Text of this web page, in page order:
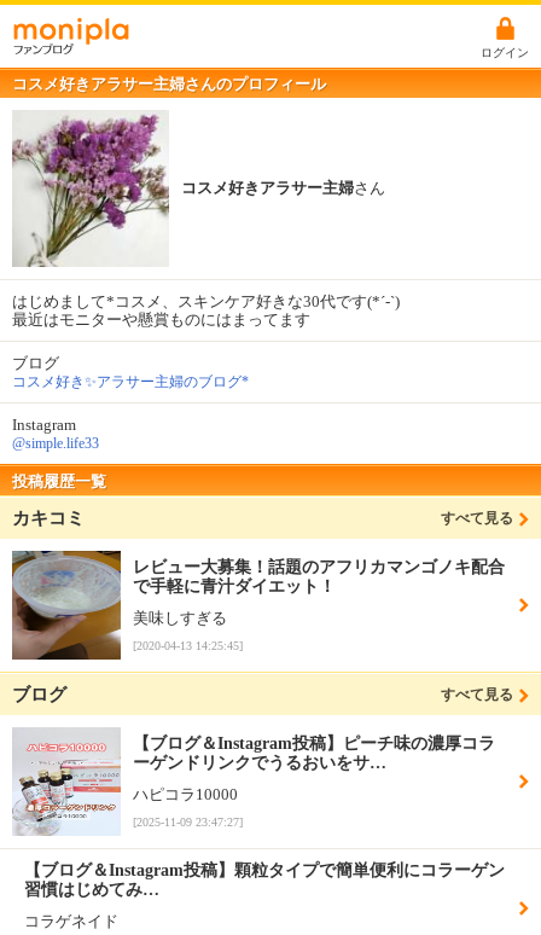
ログイン
コスメ好きアラサー主婦さんのプロフィール
コスメ好きアラサー主婦さん
はじめまして*コスメ、スキンケア好きな30代です(*´-`)
最近はモニターや懸賞ものにはまってます
ブログ
コスメ好き✨アラサー主婦のブログ*
Instagram
@simple.life33
投稿履歴一覧
カキコミ すべて見る
レビュー大募集！話題のアフリカマンゴノキ配合
で手軽に青汁ダイエット！
美味しすぎる
[2020-04-13 14:25:45]
ブログ すべて見る
【ブログ＆Instagram投稿】ピーチ味の濃厚コラ
ーゲンドリンクでうるおいをサ…
ハピコラ10000
[2025-11-09 23:47:27]
【ブログ＆Instagram投稿】顆粒タイプで簡単便利にコラーゲン
習慣はじめてみ…
コラゲネイド